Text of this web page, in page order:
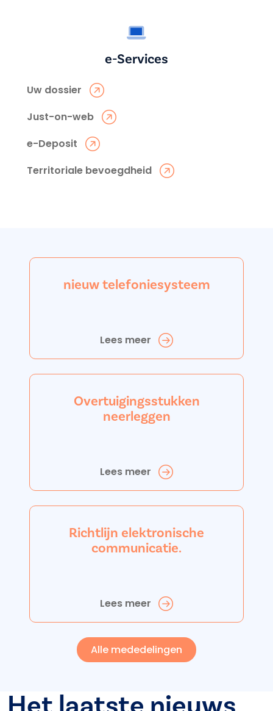
e-Services
Uw dossier
Just-on-web
e-Deposit
Territoriale bevoegdheid
nieuw telefoniesysteem
Lees meer
Overtuigingsstukken
neerleggen
Lees meer
Richtlijn elektronische
communicatie.
Lees meer
Alle mededelingen